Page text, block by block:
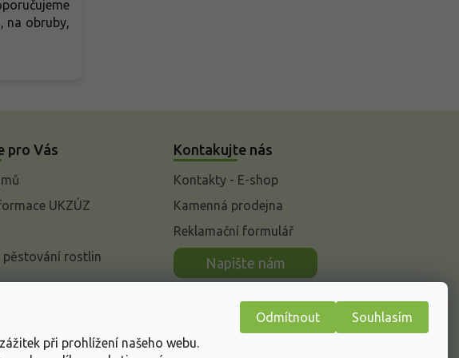
při prohlížení našeho webu.
Odmítnout Souhlasím
na obruby,
pro Vás
UKZÚZ
pěstování rostlin
Kontakujte nás
Kontakty - E-shop
Kamenná prodejna
Reklamační formulář
Napište nám